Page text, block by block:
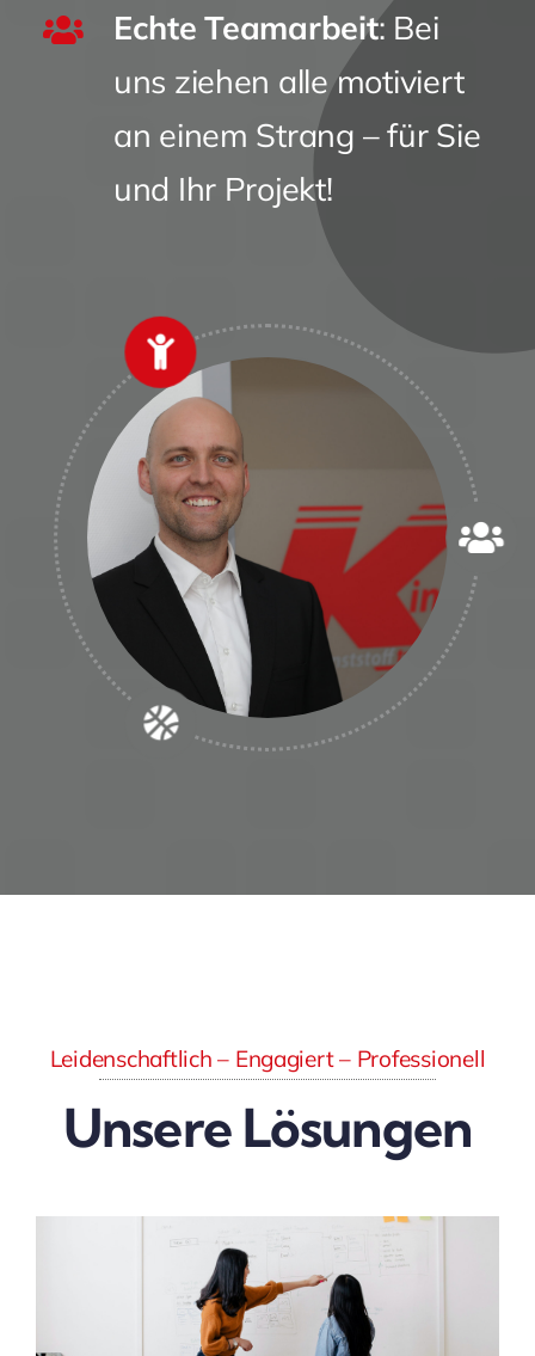
Echte Teamarbeit: Bei
uns ziehen alle motiviert
an einem Strang – für Sie
und Ihr Projekt!
Leidenschaftlich – Engagiert – Professionell
Unsere Lösungen